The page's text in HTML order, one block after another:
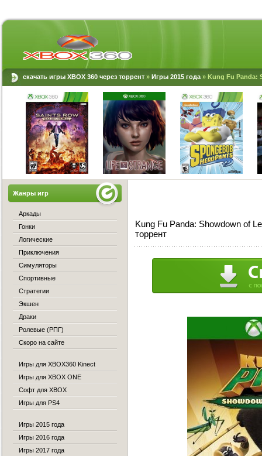
скачать игры XBOX 360 через торрент » Игры 2015 года » Kung Fu Panda:
Kung Fu Panda: Showdown of
торрент
Жанры игр
Аркады
Гонки
Логические
Приключения
Симуляторы
Спортивные
Стратегии
Экшен
Драки
Ролевые (РПГ)
Скоро на сайте
Игры для XBOX360 Kinect
Игры для XBOX ONE
Софт для XBOX
Игры для PS4
Игры 2015 года
Игры 2016 года
Игры 2017 года